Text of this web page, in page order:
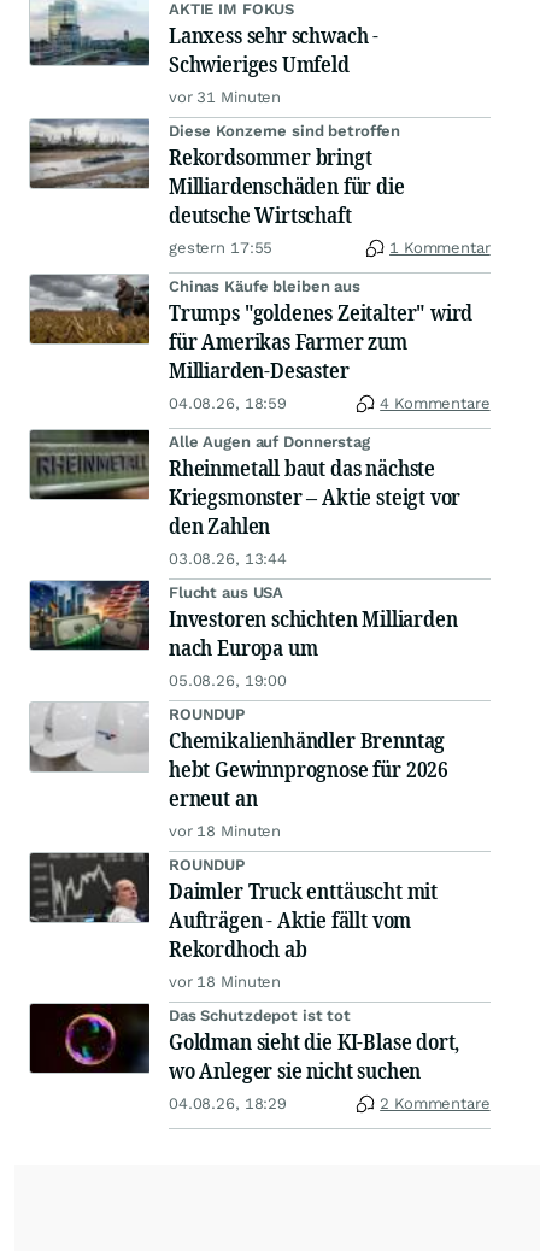
AKTIE IM FOKUS
Lanxess sehr schwach -
Schwieriges Umfeld
vor 31 Minuten
Diese Konzerne sind betroffen
Rekordsommer bringt
Milliardenschäden für die
deutsche Wirtschaft
gestern 17:55 1 Kommentar
Chinas Käufe bleiben aus
Trumps "goldenes Zeitalter" wird
für Amerikas Farmer zum
Milliarden-Desaster
04.08.26, 18:59 4 Kommentare
Alle Augen auf Donnerstag
Rheinmetall baut das nächste
Kriegsmonster – Aktie steigt vor
den Zahlen
03.08.26, 13:44
Flucht aus USA
Investoren schichten Milliarden
nach Europa um
05.08.26, 19:00
ROUNDUP
Chemikalienhändler Brenntag
hebt Gewinnprognose für 2026
erneut an
vor 18 Minuten
ROUNDUP
Daimler Truck enttäuscht mit
Aufträgen - Aktie fällt vom
Rekordhoch ab
vor 18 Minuten
Das Schutzdepot ist tot
Goldman sieht die KI-Blase dort,
wo Anleger sie nicht suchen
04.08.26, 18:29 2 Kommentare